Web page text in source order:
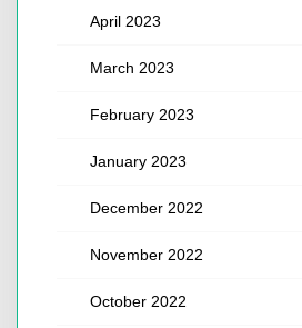
April 2023
March 2023
February 2023
January 2023
December 2022
November 2022
October 2022